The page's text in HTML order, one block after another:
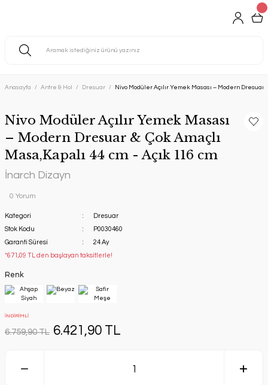
Anasayfa Antre & Hol Dresuar Nivo Modüler Açılır Yemek Masası – Modern Dresuar
Nivo Modüler Açılır Yemek Masası
– Modern Dresuar & Çok Amaçlı
Masa,Kapalı 44 cm - Açık 116 cm
İnarch Dizayn
0 Yorum
Kategori
Dresuar
Stok Kodu
P0030460
Garanti Süresi
24 Ay
*671,09 TL den başlayan taksitlerle!
Renk
İNDİRİMLİ
6.759,90 TL 6.421,90 TL